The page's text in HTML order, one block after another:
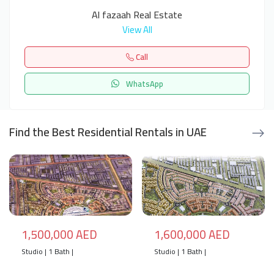
Al fazaah Real Estate
View All
Call
WhatsApp
Find the Best Residential Rentals in UAE
1,500,000 AED
Studio | 1 Bath |
1,600,000 AED
Studio | 1 Bath |